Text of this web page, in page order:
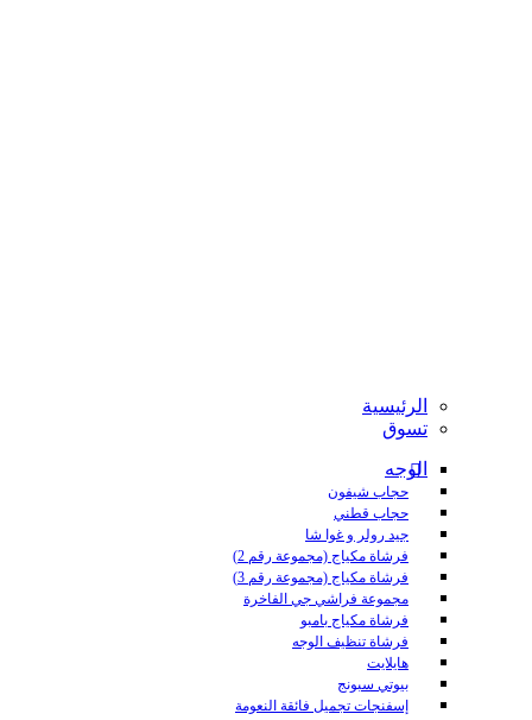
الرئيسية
تسوق
الوجه
حجاب شيفون
حجاب قطني
جيد رولر و غوا شا
فرشاة مكياج (مجموعة رقم 2)
فرشاة مكياج (مجموعة رقم 3)
مجموعة فراشي جي الفاخرة
فرشاة مكياج بامبو
فرشاة تنظيف الوجه
هايلايت
بيوتي سبونج
إسفنجات تجميل فائقة النعومة